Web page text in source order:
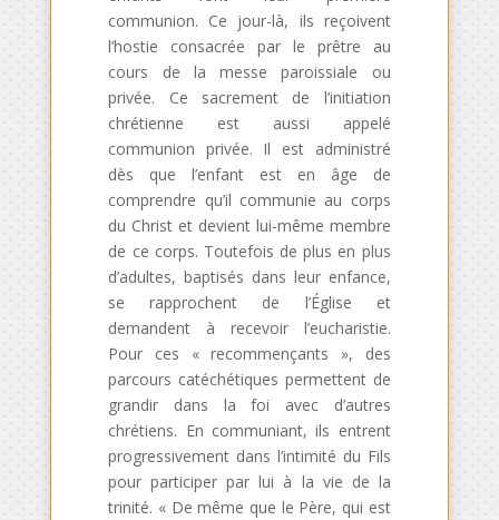
communion. Ce jour-là, ils reçoivent
l’hostie consacrée par le prêtre au
cours de la messe paroissiale ou
privée. Ce sacrement de l’initiation
chrétienne est aussi appelé
communion privée. Il est administré
dès que l’enfant est en âge de
comprendre qu’il communie au corps
du Christ et devient lui-même membre
de ce corps. Toutefois de plus en plus
d’adultes, baptisés dans leur enfance,
se rapprochent de l’Église et
demandent à recevoir l’eucharistie.
Pour ces « recommençants », des
parcours catéchétiques permettent de
grandir dans la foi avec d’autres
chrétiens. En communiant, ils entrent
progressivement dans l’intimité du Fils
pour participer par lui à la vie de la
trinité. « De même que le Père, qui est